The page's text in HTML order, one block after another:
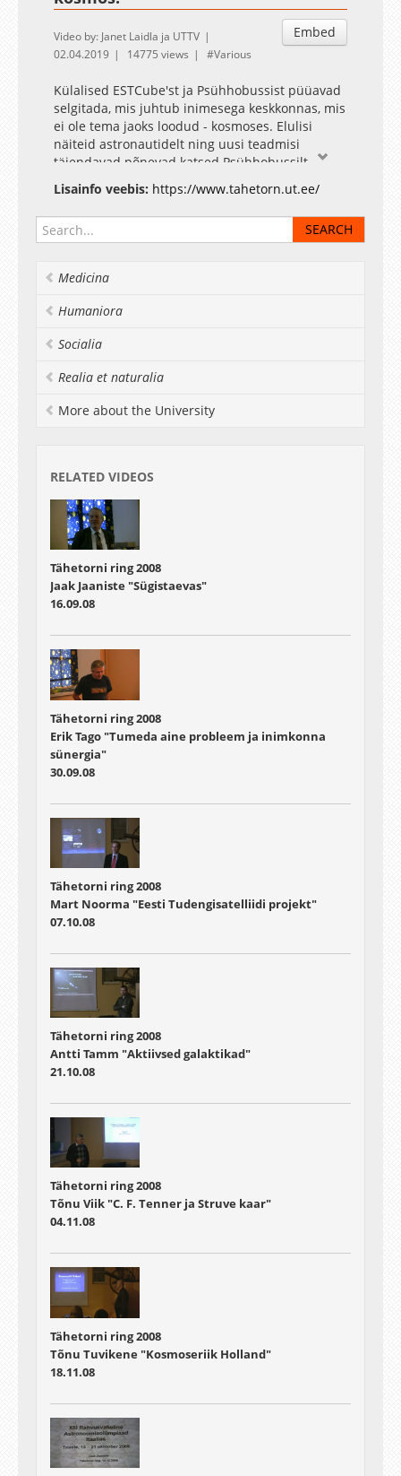
Embed
Video by: Janet Laidla ja UTTV
02.04.2019
14775 views Various
Külalised ESTCube'st ja Psühhobussist püüavad
selgitada, mis juhtub inimesega keskkonnas, mis
ei ole tema jaoks loodud - kosmoses. Elulisi
näiteid astronautidelt ning uusi teadmisi
täiendavad põnevad katsed Psühhobussilt.
Tähetorni Facebook
Lisainfo veebis: https://www.tahetorn.ut.ee/
Medicina
Humaniora
Socialia
Realia et naturalia
More about the University
RELATED VIDEOS
Tähetorni ring 2008
Jaak Jaaniste "Sügistaevas"
16.09.08
Tähetorni ring 2008
Erik Tago "Tumeda aine probleem ja inimkonna
sünergia"
30.09.08
Tähetorni ring 2008
Mart Noorma "Eesti Tudengisatelliidi projekt"
07.10.08
Tähetorni ring 2008
Antti Tamm "Aktiivsed galaktikad"
21.10.08
Tähetorni ring 2008
Tõnu Viik "C. F. Tenner ja Struve kaar"
04.11.08
Tähetorni ring 2008
Tõnu Tuvikene "Kosmoseriik Holland"
18.11.08